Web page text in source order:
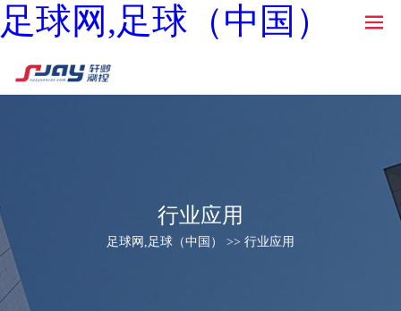
足球网,足球（中国）
行业应用
足球网,足球（中国） >> 行业应用